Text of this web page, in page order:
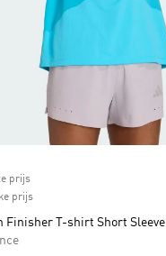
prijs
prijs
Finisher T-shirt Short Sleeve